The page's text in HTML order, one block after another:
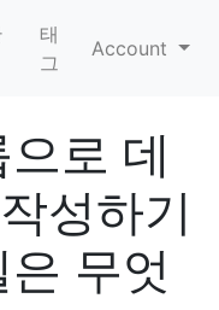
태
그
Account
로 데
성하기
무엇